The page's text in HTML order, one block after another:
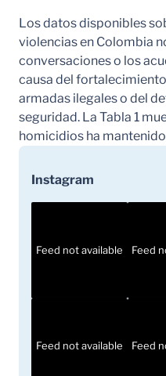
Los datos disponibles
violencias en Colombia
conversaciones o los
causa del
armadas ilegales o del
seguridad. La Tabla 1
homicidios ha
Instagram
Feed not available Feed
Feed not available Feed